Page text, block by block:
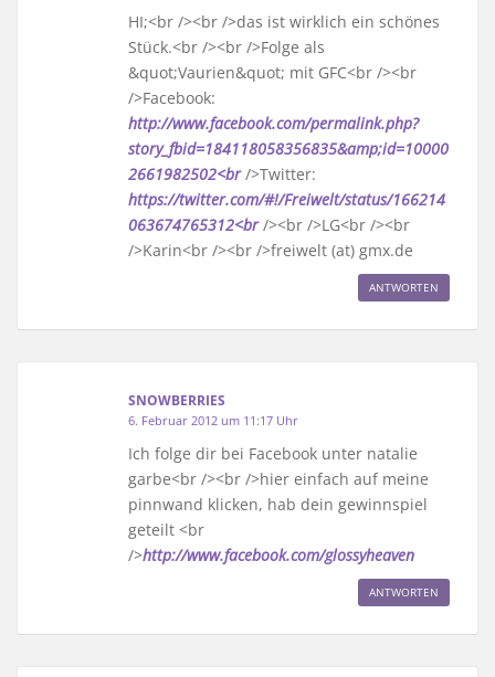
HI;<br /><br />das ist wirklich ein schönes
Stück.<br /><br />Folge als
&quot;Vaurien&quot; mit GFC<br /><br
/>Facebook:
http://www.facebook.com/permalink.php?
story_fbid=184118058356835&amp;id=10000
2661982502<br/>Twitter:
https://twitter.com/#!/Freiwelt/status/166214
063674765312<br/><br />LG<br /><br
/>Karin<br /><br />freiwelt (at) gmx.de
ANTWORTEN
SNOWBERRIES
6. Februar 2012 um 11:17 Uhr
Ich folge dir bei Facebook unter natalie
garbe<br /><br />hier einfach auf meine
pinnwand klicken, hab dein gewinnspiel
geteilt <br
/>http://www.facebook.com/glossyheaven
ANTWORTEN